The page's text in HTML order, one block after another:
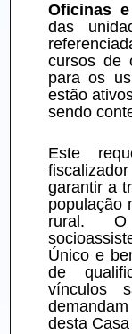
Oficinas
das
cursos de
para os
estão
sendo
Este
garantir a
população
rural.
Único e
de
vínculos
desta